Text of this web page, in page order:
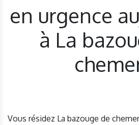
en urgence
à La
Vous résidez La bazouge de